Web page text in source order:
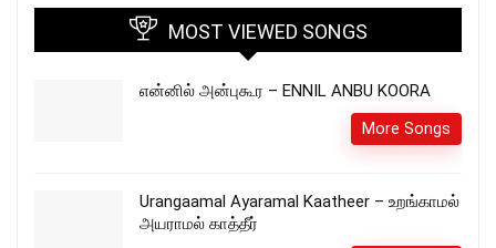
MOST VIEWED SONGS
என்னில் அன்புகூர – ENNIL ANBU KOORA
More Songs
Urangaamal Ayaramal Kaatheer – உறங்காமல்
அயராமல் காத்தீர்